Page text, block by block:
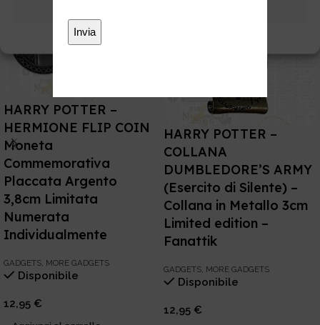
HARRY POTTER –
HERMIONE FLIP COIN
Moneta
Commemorativa
Placcata Argento
3,8cm Limitata
Numerata
Individualmente
GADGETS, MORE GADGETS
Disponibile
12,95 €
HARRY POTTER –
COLLANA
DUMBLEDORE’S ARMY
(Esercito di Silente) –
Collana in Metallo 3cm
Limited edition –
Fanattik
GADGETS, MORE GADGETS
Disponibile
12,95 €